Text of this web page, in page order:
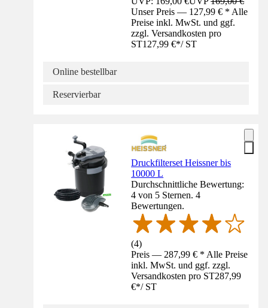
Unser Preis — 127,99 € * Alle
Preise inkl. MwSt. und ggf.
zzgl. Versandkosten pro
ST127,99 €*/ ST
Online bestellbar
Reservierbar
Druckfilterset Heissner bis
10000 L
Durchschnittliche Bewertung:
4 von 5 Sternen. 4
Bewertungen.
(4)
Preis — 287,99 € * Alle Preise
inkl. MwSt. und ggf. zzgl.
Versandkosten pro ST287,99
€*/ ST